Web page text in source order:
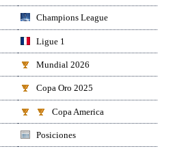
Champions League
Ligue 1
Mundial 2026
Copa Oro 2025
Copa America
Posiciones